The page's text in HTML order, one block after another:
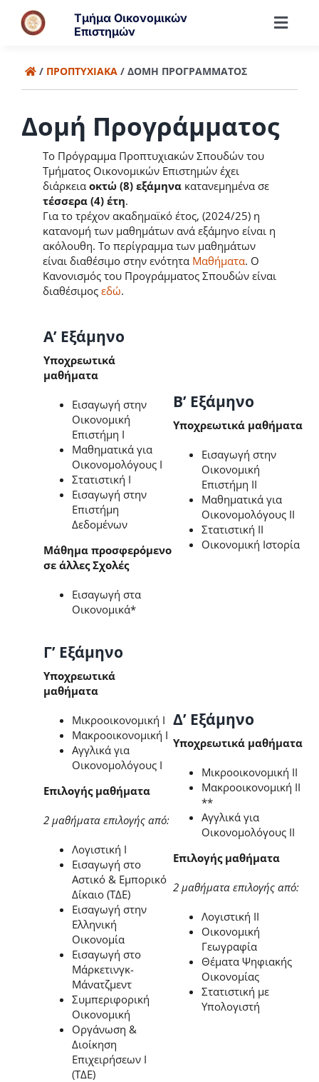
Μετάβαση
περιεχόμενο
Τμήμα Οικονομικών
Επιστημών
Τμήμα
Άνθρωποι
Προπτυχιακά
Μεταπτυχιακά
Έρευνα
/ ΠΡΟΠΤΥΧΙΑΚΆ/ ΔΟΜΉ ΠΡΟΓΡΆΜΜΑΤΟΣ
Δομή Προγράμματος
Το Πρόγραμμα Προπτυχιακών Σπουδών του
Τμήματος Οικονομικών Επιστημών έχει
διάρκεια οκτώ (8) εξάμηνακατανεμημένα σε
τέσσερα (4) έτη.
Για το τρέχον ακαδημαϊκό έτος, (2024/25) η
κατανομή των μαθημάτων ανά εξάμηνο είναι η
ακόλουθη. Το περίγραμμα των μαθημάτων
είναι διαθέσιμο στην ενότητα Μαθήματα. Ο
Κανονισμός του Προγράμματος Σπουδών είναι
διαθέσιμος εδώ.
Α’ Εξάμηνο
Υποχρεωτικά
μαθήματα
Εισαγωγή στην
Οικονομική
Επιστήμη Ι
Μαθηματικά για
Οικονομολόγους Ι
Στατιστική Ι
Εισαγωγή στην
Επιστήμη
Δεδομένων
Μάθημα προσφερόμενο
σε άλλες Σχολές
Εισαγωγή στα
Οικονομικά*
Β’ Εξάμηνο
Υποχρεωτικά μαθήματα
Εισαγωγή στην
Οικονομική
Επιστήμη ΙΙ
Μαθηματικά για
Οικονομολόγους ΙΙ
Στατιστική ΙΙ
Οικονομική Ιστορία
Γ’ Εξάμηνο
Υποχρεωτικά
μαθήματα
Μικροοικονομική Ι
Μακροοικονομική Ι
Αγγλικά για
Οικονομολόγους Ι
Επιλογής μαθήματα
2 μαθήματα επιλογής από:
Λογιστική Ι
Εισαγωγή στο
Αστικό & Εμπορικό
Δίκαιο (ΤΔΕ)
Εισαγωγή στην
Ελληνική
Οικονομία
Εισαγωγή στο
Μάρκετινγκ-
Μάνατζμεντ
Συμπεριφορική
Οικονομική
Οργάνωση &
Διοίκηση
Επιχειρήσεων Ι
(ΤΔΕ)
Δ’ Εξάμηνο
Υποχρεωτικά μαθήματα
Μικροοικονομική ΙΙ
Μακροοικονομική ΙΙ
**
Αγγλικά για
Οικονομολόγους ΙΙ
Επιλογής μαθήματα
2 μαθήματα επιλογής από:
Λογιστική ΙΙ
Οικονομική
Γεωγραφία
Θέματα Ψηφιακής
Οικονομίας
Στατιστική με
Υπολογιστή